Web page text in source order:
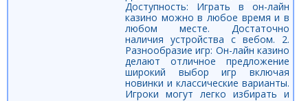
Доступность: Играть в он-лайн
казино можно в любое время и в
любом месте. Достаточно
наличия устройства с вебом. 2.
Разнообразие игр: Он-лайн казино
делают отличное предложение
широкий выбор игр включая
новинки и классические варианты.
Игроки могут легко избирать и